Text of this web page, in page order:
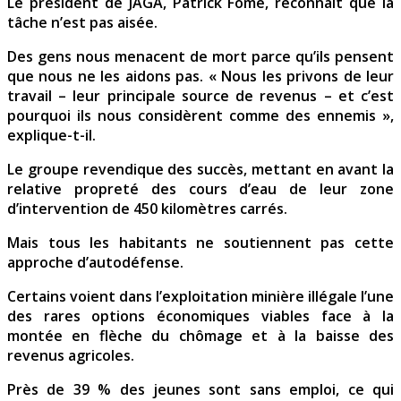
tâche n’est pas aisée.
Des gens nous menacent de mort parce qu’ils pensent
que nous ne les aidons pas. « Nous les privons de leur
travail – leur principale source de revenus – et c’est
pourquoi ils nous considèrent comme des ennemis »,
explique-t-il.
Le groupe revendique des succès, mettant en avant la
relative propreté des cours d’eau de leur zone
d’intervention de 450 kilomètres carrés.
Mais tous les habitants ne soutiennent pas cette
approche d’autodéfense.
Certains voient dans l’exploitation minière illégale l’une
des rares options économiques viables face à la
montée en flèche du chômage et à la baisse des
revenus agricoles.
Près de 39 % des jeunes sont sans emploi, ce qui